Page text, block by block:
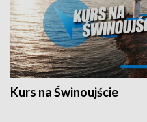
Kurs na Świnoujście